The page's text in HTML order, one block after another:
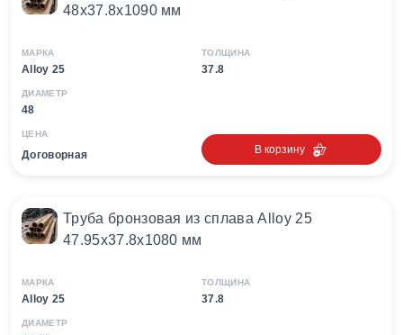
48х37.8х1090 мм
МАРКА
Alloy 25
ТОЛЩИНА
37.8
ДИАМЕТР
48
ЦЕНА
Договорная В корзину
Труба бронзовая из сплава Alloy 25
47.95х37.8х1080 мм
МАРКА
Alloy 25
ТОЛЩИНА
37.8
ДИАМЕТР